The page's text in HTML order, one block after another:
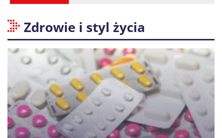
Zdrowie i styl życia